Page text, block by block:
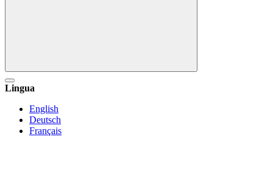
Lingua
English
Deutsch
Français